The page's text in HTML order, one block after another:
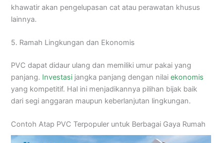
khawatir akan pengelupasan cat atau perawatan khusus
lainnya.
5. Ramah Lingkungan dan Ekonomis
PVC dapat didaur ulang dan memiliki umur pakai yang
panjang. Investasi jangka panjang dengan nilaiekonomis
yang kompetitif. Hal ini menjadikannya pilihan bijak baik
dari segi anggaran maupun keberlanjutan lingkungan.
Contoh Atap PVC Terpopuler untuk Berbagai Gaya Rumah